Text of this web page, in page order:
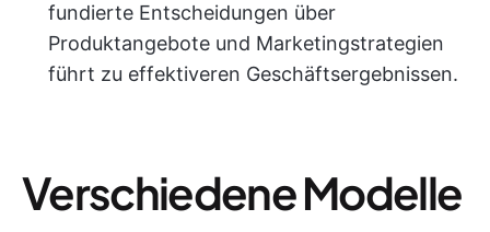
fundierte Entscheidungen über
Produktangebote und Marketingstrategien
führt zu effektiveren Geschäftsergebnissen.
Verschiedene Modelle